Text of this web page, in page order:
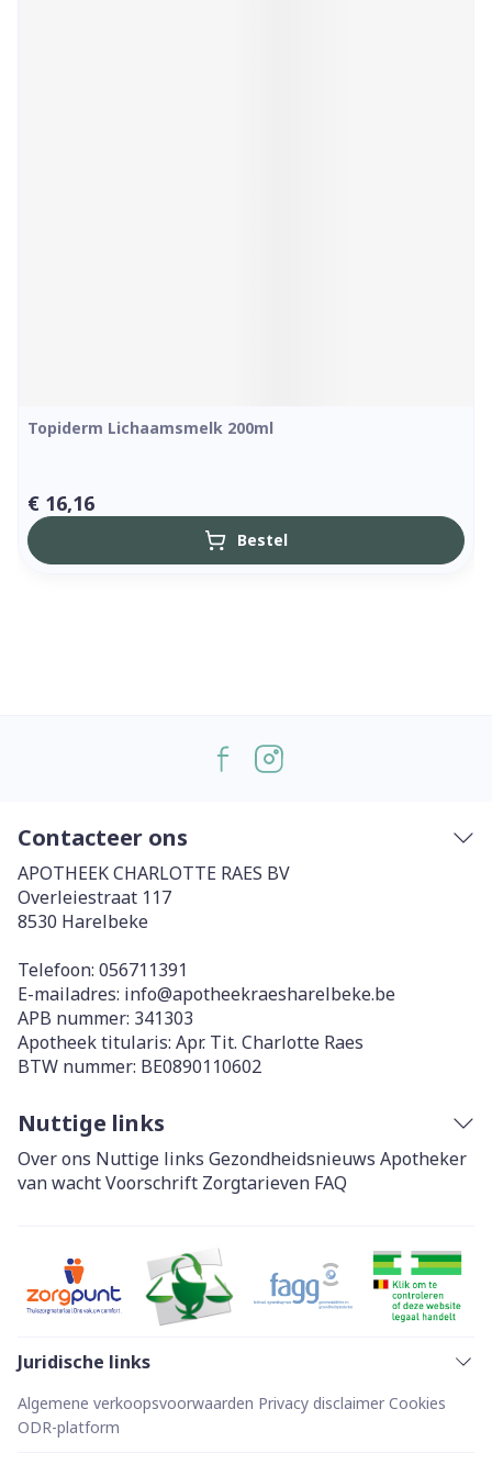
Topiderm Lichaamsmelk 200ml
€ 16,16
Bestel
Contacteer ons
APOTHEEK CHARLOTTE RAES BV
Overleiestraat 117
8530 Harelbeke
Telefoon: 056711391
E-mailadres: info@apotheekraesharelbeke.be
APB nummer: 341303
Apotheek titularis: Apr. Tit. Charlotte Raes
BTW nummer: BE0890110602
Nuttige links
Over ons Nuttige links Gezondheidsnieuws Apotheker
van wachtVoorschrift Zorgtarieven FAQ
Juridische links
Algemene verkoopsvoorwaarden Privacy disclaimer Cookies
ODR-platform